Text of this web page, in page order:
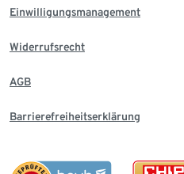
Einwilligungsmanagement
Widerrufsrecht
AGB
Barrierefreiheitserklärung